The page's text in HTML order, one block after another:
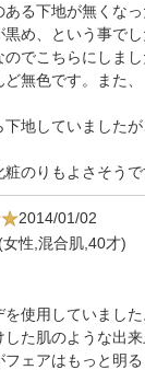
る下地が無くな
め、という事で
でこちらにしまし
無色です。また
地していました
のりもよさそうで
2014/01/02
性,混合肌,40才)
使用していまし
た肌のような出来
ェアはもっと明